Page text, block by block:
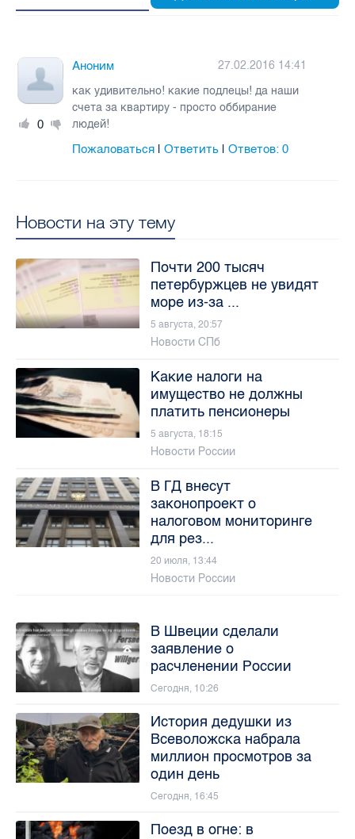
0
Аноним
27.02.2016 14:41
как удивительно! какие подлецы! да наши
счета за квартиру - просто оббирание
людей!
Пожаловаться |Ответить |Ответов:0
Новости на эту тему
Почти 200 тысяч
петербуржцев не увидят
море из-за ...
5 августа, 20:57
Новости СПб
Какие налоги на
имущество не должны
платить пенсионеры
5 августа, 18:15
Новости России
В ГД внесут
законопроект о
налоговом мониторинге
для рез...
20 июля, 13:44
Новости России
В Швеции сделали
заявление о
расчленении России
Сегодня, 10:26
История дедушки из
Всеволожска набрала
миллион просмотров за
один день
Сегодня, 16:45
Поезд в огне: в